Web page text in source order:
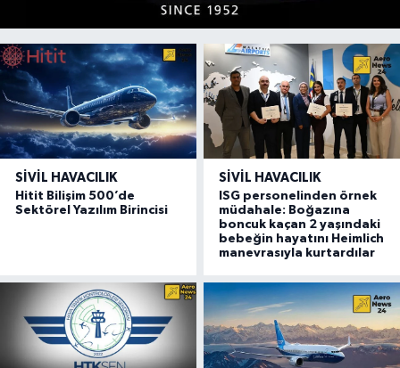
SIVIL HAVACILIK
Hitit Bilişim 500’de
Sektörel Yazılım Birincisi
SIVIL HAVACILIK
ISG personelinden örnek
müdahale: Boğazına
boncuk kaçan 2 yaşındaki
bebeğin hayatını Heimlich
manevrasıyla kurtardılar